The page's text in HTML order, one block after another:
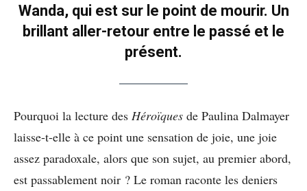
Wanda, qui est sur le point de mourir. Un
brillant aller-retour entre le passé et le
présent.
Pourquoi la lecture des Héroïques de Paulina Dalmayer
laisse-t-elle à ce point une sensation de joie, une joie
assez paradoxale, alors que son sujet, au premier abord,
est passablement noir ? Le roman raconte les deniers